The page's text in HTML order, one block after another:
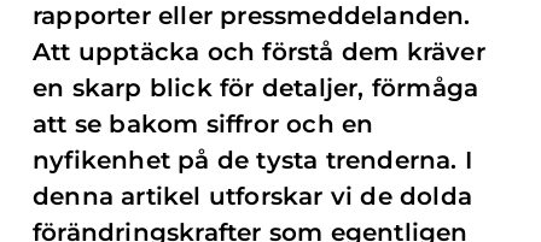
rapporter eller pressmeddelanden.
Att upptäcka och förstå dem kräver
en skarp blick för detaljer, förmåga
att se bakom siffror och en
nyfikenhet på de tysta trenderna. I
denna artikel utforskar vi de dolda
förändringskrafter som egentligen